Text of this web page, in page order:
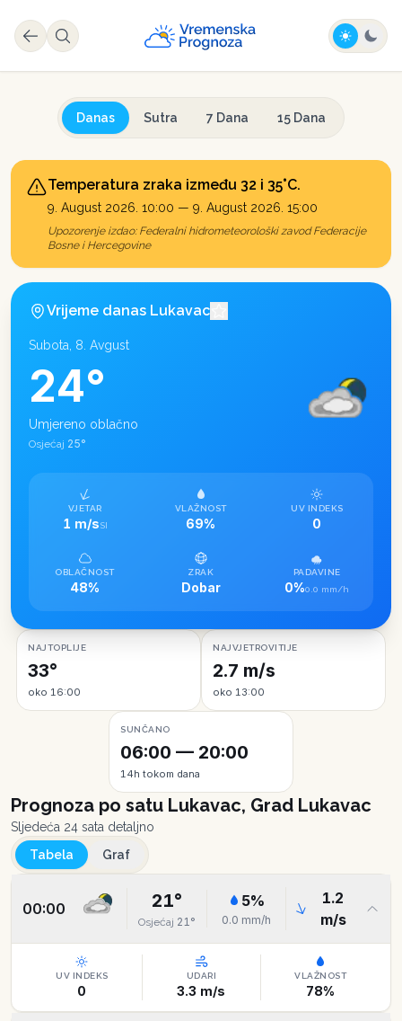
Danas Sutra 7 Dana 15 Dana
Temperatura zraka između 32 i 35°C.
9. August 2026. 10:00 — 9. August 2026. 15:00
Upozorenje izdao: Federalni hidrometeorološki zavod Federacije
Bosne i Hercegovine
Vrijeme danas Lukavac
Subota, 8. Avgust
24°
Umjereno oblačno
Osjećaj 25°
VJETAR
1 m/sSI
VLAŽNOST
69%
UV INDEKS
0
OBLAČNOST
48%
ZRAK
Dobar
PADAVINE
0%0.0 mm/h
NAJTOPLIJE
33°
oko 16:00
NAJVJETROVITIJE
2.7 m/s
oko 13:00
SUNČANO
06:00 — 20:00
14h tokom dana
Prognoza po satu Lukavac, Grad Lukavac
Sljedeća 24 sata detaljno
Tabela
Graf
00:00 21°
Osjećaj 21°
5%
0.0 mm/h
1.2
m/s
UV INDEKS
0
UDARI
3.3 m/s
VLAŽNOST
78%